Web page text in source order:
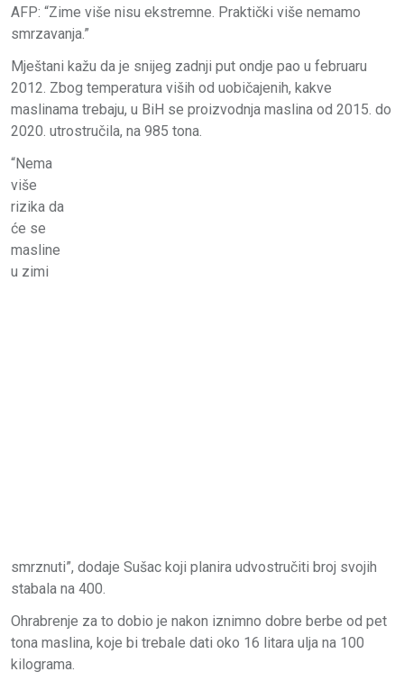
AFP: “Zime više nisu ekstremne. Praktički više nemamo
smrzavanja.”
Mještani kažu da je snijeg zadnji put ondje pao u februaru
2012. Zbog temperatura viših od uobičajenih, kakve
maslinama trebaju, u BiH se proizvodnja maslina od 2015. do
2020. utrostručila, na 985 tona.
“Nema
više
rizika da
će se
masline
u zimi
smrznuti”, dodaje Sušac koji planira udvostručiti broj svojih
stabala na 400.
Ohrabrenje za to dobio je nakon iznimno dobre berbe od pet
tona maslina, koje bi trebale dati oko 16 litara ulja na 100
kilograma.